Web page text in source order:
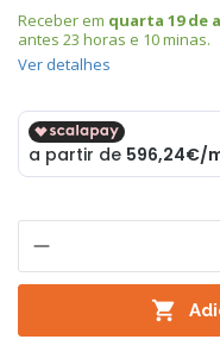
Receber em quarta 19 de
antes 23 horas e 10 minas.
Ver detalhes
